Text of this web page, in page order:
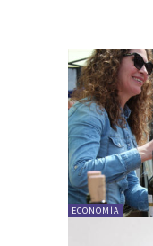
ECONOMÍA